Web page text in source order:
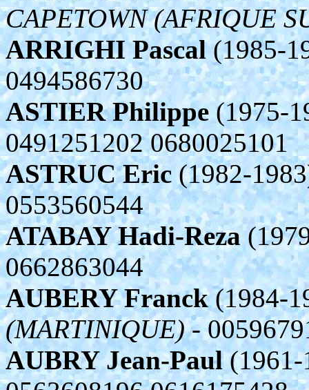
CAPETOWN (AFRIQUE
ARRIGHI Pascal(1985-
0494586730
ASTIER Philippe(1975-
0491251202 0680025101
ASTRUC Eric (1982-
0553560544
ATABAY Hadi-Reza
0662863044
AUBERY Franck(1984-
(MARTINIQUE)-
AUBRY Jean-Paul